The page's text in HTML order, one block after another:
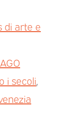
di arte e
i secoli